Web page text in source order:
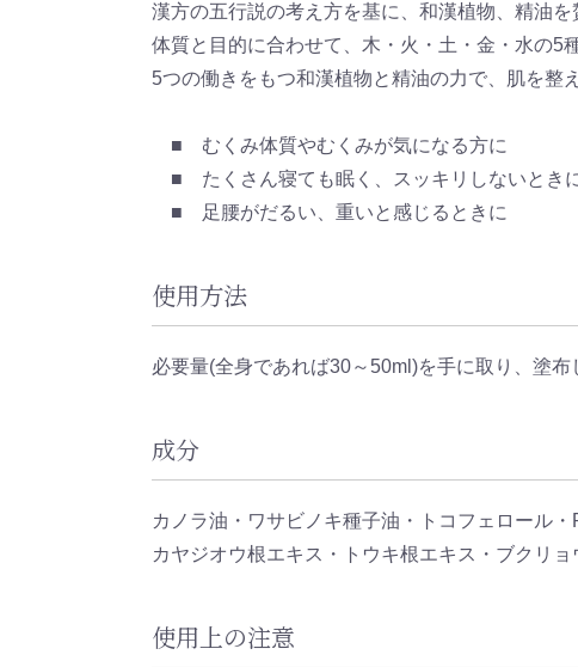
漢方の五行説の考え方を基に、和漢植物、精油を
体質と目的に合わせて、木・火・土・金・水の5
5つの働きをもつ和漢植物と精油の力で、肌を整
■ むくみ体質やむくみが気になる方に
■ たくさん寝ても眠く、スッキリしないとき
■ 足腰がだるい、重いと感じるときに
使用方法
必要量(全身であれば30～50ml)を手に取り、塗
成分
カノラ油・ワサビノキ種子油・トコフェロール
カヤジオウ根エキス・トウキ根エキス・ブクリ
使用上の注意